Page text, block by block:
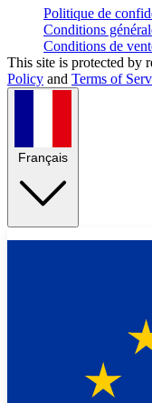
Politique de
Conditions
Conditions de
This site is protected by
Policy and Terms of
Français